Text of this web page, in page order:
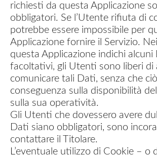
richiesti da questa Applicazione
obbligatori. Se l’Utente rifiuta di
potrebbe essere impossibile per
Applicazione fornire il Servizio.
questa Applicazione indichi alcuni
facoltativi, gli Utenti sono liberi di
comunicare tali Dati, senza che
conseguenza sulla disponibilità
sulla sua operatività.
Gli Utenti che dovessero avere
Dati siano obbligatori, sono
contattare il Titolare.
L’eventuale utilizzo di Cookie – o